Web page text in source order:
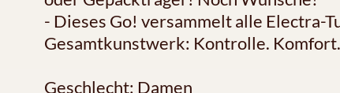
- Dieses Go! versammelt alle Electra-
Gesamtkunstwerk: Kontrolle.
Geschlecht: Damen